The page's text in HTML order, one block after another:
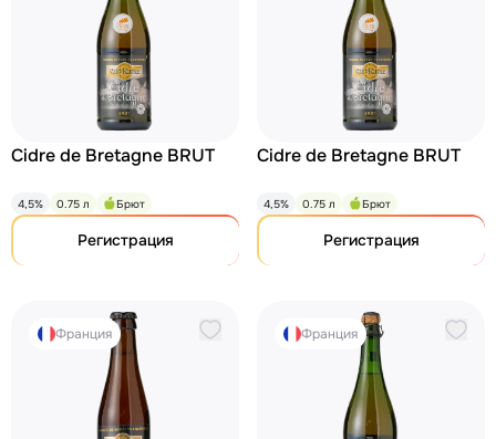
Cidre de Bretagne BRUT
4,5% 0.75 л Брют
Регистрация
Cidre de Bretagne BRUT
4,5% 0.75 л Брют
Регистрация
Франция Франция